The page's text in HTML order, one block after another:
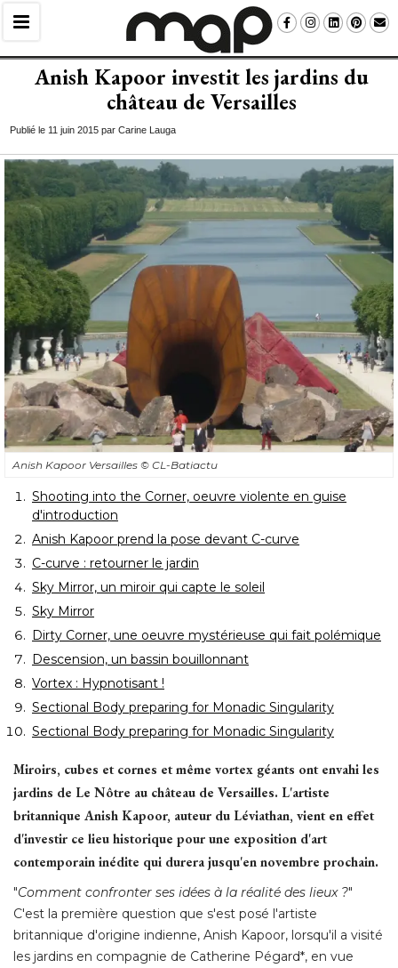
Anish Kapoor investit les jardins du
château de Versailles
Publié le 11 juin 2015 par Carine Lauga
Anish Kapoor Versailles © CL-Batiactu
Shooting into the Corner, oeuvre violente en guise
d'introduction
Anish Kapoor prend la pose devant C-curve
C-curve : retourner le jardin
Sky Mirror, un miroir qui capte le soleil
Sky Mirror
Dirty Corner, une oeuvre mystérieuse qui fait polémique
Descension, un bassin bouillonnant
Vortex : Hypnotisant !
Sectional Body preparing for Monadic Singularity
Sectional Body preparing for Monadic Singularity
Miroirs, cubes et cornes et même vortex géants ont envahi les
jardins de Le Nôtre au château de Versailles. L'artiste
britannique Anish Kapoor, auteur du Léviathan, vient en effet
d'investir ce lieu historique pour une exposition d'art
contemporain inédite qui durera jusqu'en novembre prochain.
"Comment confronter ses idées à la réalité des lieux ?"
C'est la première question que s'est posé l'artiste
britannique d'origine indienne, Anish Kapoor, lorsqu'il a visité
les jardins en compagnie de Catherine Pégard*, en vue